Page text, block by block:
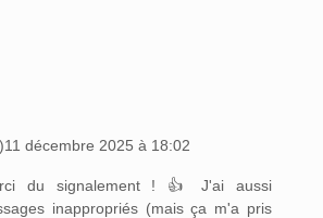
)11 décembre 2025 à 18:02
du signalement ! 👍 J'ai aussi
inappropriés (mais ça m'a pris